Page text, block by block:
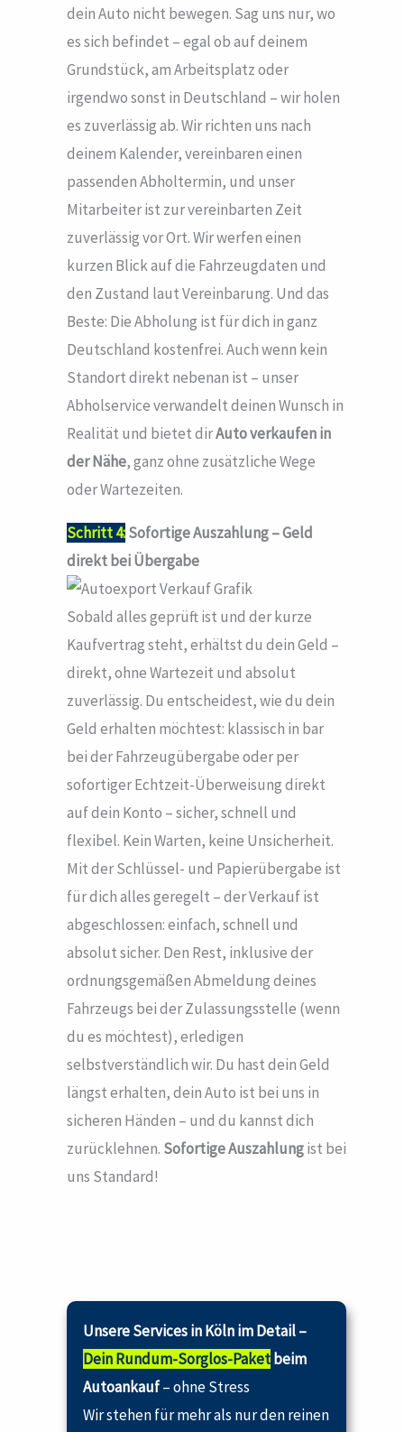
dein Auto nicht bewegen. Sag uns nur, wo
es sich befindet – egal ob auf deinem
Grundstück, am Arbeitsplatz oder
irgendwo sonst in Deutschland – wir holen
es zuverlässig ab. Wir richten uns nach
deinem Kalender, vereinbaren einen
passenden Abholtermin, und unser
Mitarbeiter ist zur vereinbarten Zeit
zuverlässig vor Ort. Wir werfen einen
kurzen Blick auf die Fahrzeugdaten und
den Zustand laut Vereinbarung. Und das
Beste: Die Abholung ist für dich in ganz
Deutschland kostenfrei. Auch wenn kein
Standort direkt nebenan ist – unser
Abholservice verwandelt deinen Wunsch in
Realität und bietet dirAuto verkaufen in
der Nähe, ganz ohne zusätzliche Wege
oder Wartezeiten.
Schritt 4:Sofortige Auszahlung – Geld
direkt bei Übergabe
Sobald alles geprüft ist und der kurze
Kaufvertrag steht, erhältst du dein Geld –
direkt, ohne Wartezeit und absolut
zuverlässig. Du entscheidest, wie du dein
Geld erhalten möchtest: klassisch in bar
bei der Fahrzeugübergabe oder per
sofortiger Echtzeit-Überweisung direkt
auf dein Konto – sicher, schnell und
flexibel. Kein Warten, keine Unsicherheit.
Mit der Schlüssel- und Papierübergabe ist
für dich alles geregelt – der Verkauf ist
abgeschlossen: einfach, schnell und
absolut sicher. Den Rest, inklusive der
ordnungsgemäßen Abmeldung deines
Fahrzeugs bei der Zulassungsstelle (wenn
du es möchtest), erledigen
selbstverständlich wir. Du hast dein Geld
längst erhalten, dein Auto ist bei uns in
sicheren Händen – und du kannst dich
zurücklehnen. Sofortige Auszahlungist bei
uns Standard!
Unsere Services in Köln im Detail –
Dein Rundum-Sorglos-Paketbeim
Autoankauf– ohne Stress
Wir stehen für mehr als nur den reinen